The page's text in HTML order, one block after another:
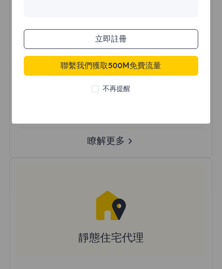
立即購買
不限流量使用
全球超過50個地區
瞭解更多
靜態住宅代理
立即註冊
聯繫我們獲取500M免費流量
不再提醒